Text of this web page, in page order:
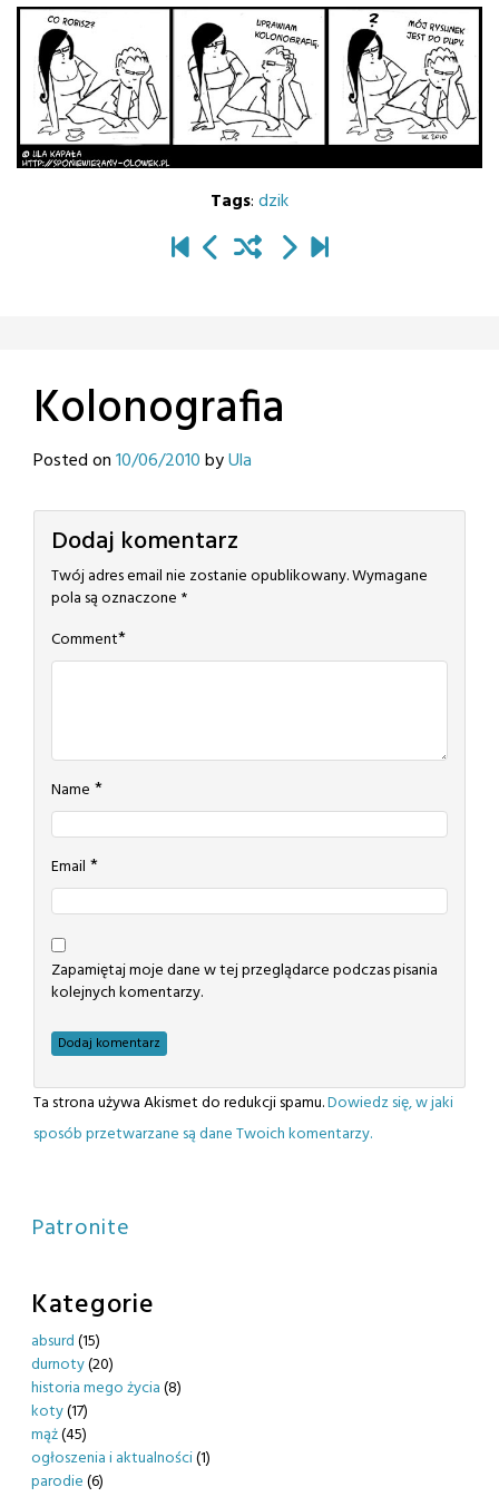
Tags:dzik
Kolonografia
Posted on10/06/2010byUla
Dodaj komentarz
Twój adres email nie zostanie opublikowany.Wymagane
pola są oznaczone *
Comment*
Name *
Email *
Zapamiętaj moje dane w tej przeglądarce podczas pisania
kolejnych komentarzy.
Ta strona używa Akismet do redukcji spamu.Dowiedz się, w jaki
sposób przetwarzane są dane Twoich komentarzy.
Patronite
Kategorie
absurd(15)
durnoty(20)
historia mego życia(8)
koty(17)
mąż(45)
ogłoszenia i aktualności(1)
parodie(6)